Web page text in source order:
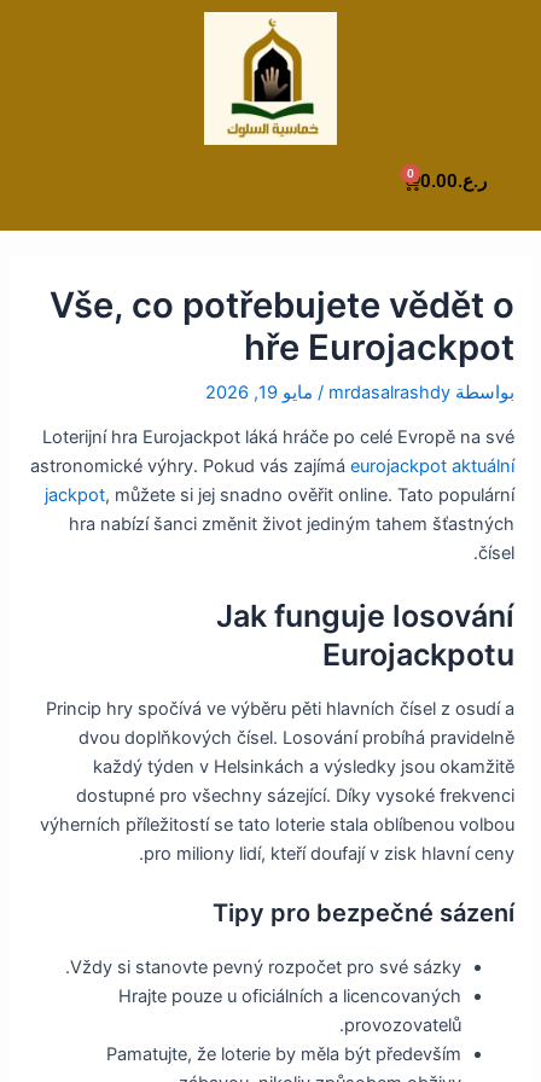
ر.ع.0.00
0
Cart
Vše, co potřebujete vědět o
hře Eurojackpot
بواسطة mrdasalrashdy
/ مايو 19, 2026
Loterijní hra Eurojackpot láká hráče po celé Evropě na své
astronomické výhry. Pokud vás zajímá eurojackpot aktuální
jackpot, můžete si jej snadno ověřit online. Tato populární
hra nabízí šanci změnit život jediným tahem šťastných
čísel.
Jak funguje losování
Eurojackpotu
Princip hry spočívá ve výběru pěti hlavních čísel z osudí a
dvou doplňkových čísel. Losování probíhá pravidelně
každý týden v Helsinkách a výsledky jsou okamžitě
dostupné pro všechny sázející. Díky vysoké frekvenci
výherních příležitostí se tato loterie stala oblíbenou volbou
pro miliony lidí, kteří doufají v zisk hlavní ceny.
Tipy pro bezpečné sázení
Vždy si stanovte pevný rozpočet pro své sázky.
Hrajte pouze u oficiálních a licencovaných
provozovatelů.
Pamatujte, že loterie by měla být především